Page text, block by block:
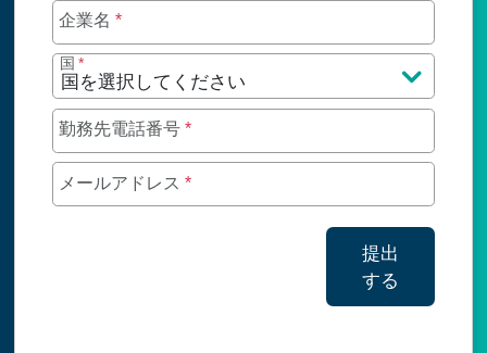
企業名 *
国*
勤務先電話番号 *
メールアドレス *
提出
する
連絡先情報